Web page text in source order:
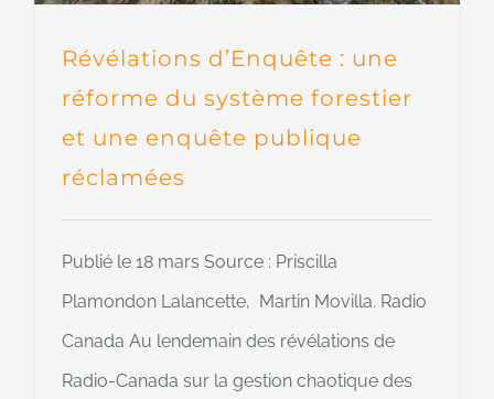
Révélations d’Enquête : une
réforme du système forestier
et une enquête publique
réclamées
Publié le 18 mars Source : Priscilla
Plamondon Lalancette, Martin Movilla. Radio
Canada Au lendemain des révélations de
Radio-Canada sur la gestion chaotique des